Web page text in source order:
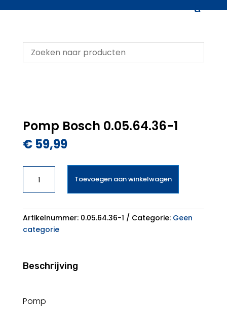
Pomp Bosch 0.05.64.36-1
€59,99
Bosch
0.05.64.36-
1
aantal
Toevoegen aan winkelwagen
Artikelnummer: 0.05.64.36-1 Categorie: Geen
categorie
Beschrijving
Pomp